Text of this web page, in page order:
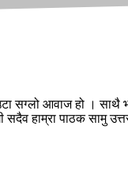
सग्लो आवाज हो । साथै
हाम्रा पाठक सामु